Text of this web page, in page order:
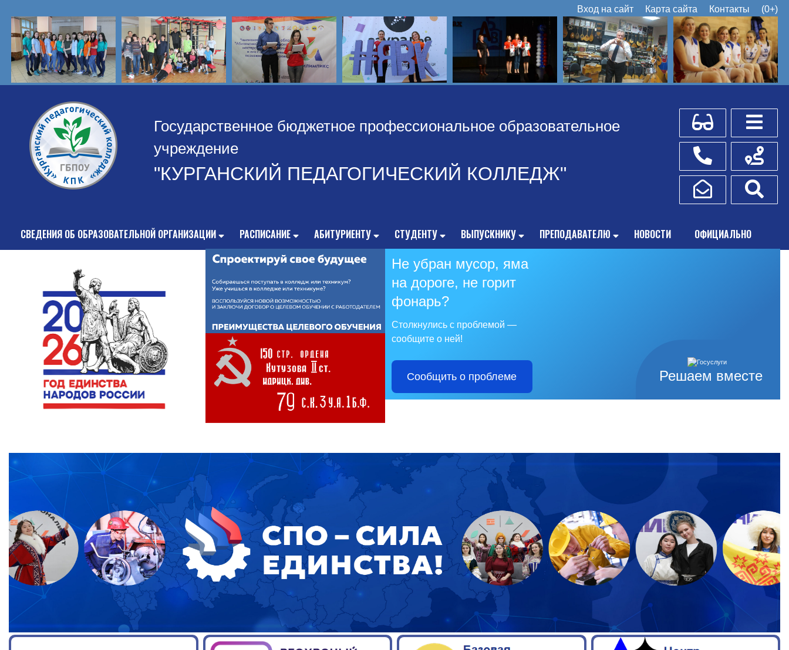
Вход на сайт Карта сайта Контакты (0+)
Государственное бюджетное профессиональное образовательное
учреждение
"КУРГАНСКИЙ ПЕДАГОГИЧЕСКИЙ КОЛЛЕДЖ"
Для слабовидящих
Телефоны
Написать обращение
Схема
СВЕДЕНИЯ ОБ ОБРАЗОВАТЕЛЬНОЙ ОРГАНИЗАЦИИ РАСПИСАНИЕ АБИТУРИЕНТУ СТУДЕНТУ ВЫПУСКНИКУ ПРЕПОДАВАТЕЛЮ НОВОСТИ ОФИЦИАЛЬНО
Решаем вместе
Не убран мусор, яма
на дороге, не горит
фонарь?
Столкнулись с проблемой —
сообщите о ней!
Сообщить о проблеме